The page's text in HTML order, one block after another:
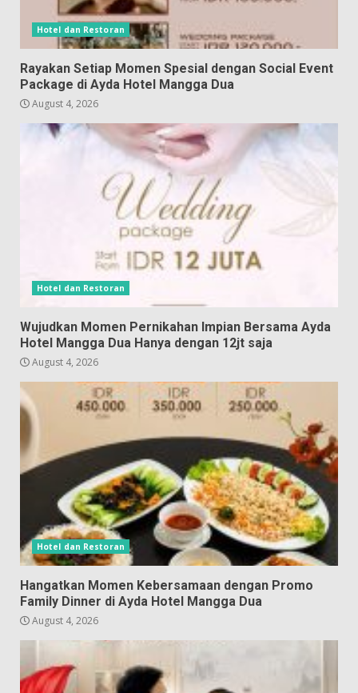
Hotel dan Restoran
Rayakan Setiap Momen Spesial dengan Social Event
Package di Ayda Hotel Mangga Dua
August 4, 2026
Hotel dan Restoran
Wujudkan Momen Pernikahan Impian Bersama Ayda
Hotel Mangga Dua Hanya dengan 12jt saja
August 4, 2026
Hotel dan Restoran
Hangatkan Momen Kebersamaan dengan Promo
Family Dinner di Ayda Hotel Mangga Dua
August 4, 2026